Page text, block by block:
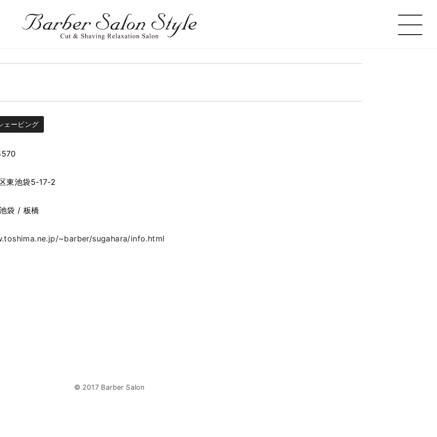
ェービング
東池袋5-17-2
袋 / 板橋
~barber/sugahara/info.html
© 2017 Barber Salon